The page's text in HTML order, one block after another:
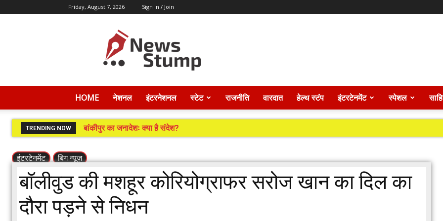
Friday, August 7, 2026 Sign in / Join
Stump
HOME नेशनल इंटरनेशनल स्टेट राजनीति वारदात हेल्थ स्टंप इंटरटेनमेंट स्पेशल
TRENDING NOW बांकीपुर का जनादेशः क्या है संदेश?
इंटरटेनमेंट बिग न्यूज़
बॉलीवुड की मशहूर कोरियोग्राफर सरोज खान का दिल का
दौरा पड़ने से निधन